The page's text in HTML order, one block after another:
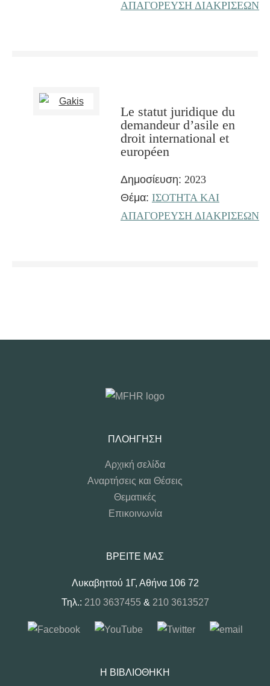
ΑΠΑΓΟΡΕΥΣΗ ΔΙΑΚΡΙΣΕΩΝ
Le statut juridique du
demandeur d’asile en
droit international et
européen
Δημοσίευση: 2023
Θέμα: ΙΣΟΤΗΤΑ ΚΑΙ
ΑΠΑΓΟΡΕΥΣΗ ΔΙΑΚΡΙΣΕΩΝ
ΠΛΟΉΓΗΣΗ
Αρχική σελίδα
Αναρτήσεις και Θέσεις
Θεματικές
Επικοινωνία
ΒΡΕΊΤΕ ΜΑΣ
Λυκαβηττού 1Γ, Αθήνα 106 72
Τηλ.: 210 3637455 & 210 3613527
Η ΒΙΒΛΙΟΘΉΚΗ